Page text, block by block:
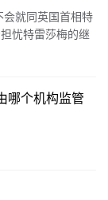
就同英国首相特
忧特雷莎梅的继
险再次升温，…
哪个机构监管